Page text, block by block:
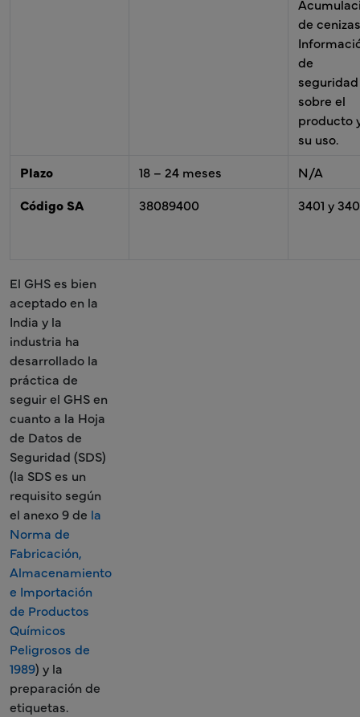
de
de
seguridad
sobre el
producto
su uso.
Plazo
18 – 24 meses
N/A
Código SA
38089400 3401 y
El GHS es bien
aceptado en la
India y la
industria ha
desarrollado la
práctica de
seguir el GHS en
cuanto a la Hoja
de Datos de
Seguridad (SDS)
(la SDS es un
requisito según
el anexo 9 de la
Norma de
Fabricación,
Almacenamiento
e Importación
de Productos
Químicos
Peligrosos de
1989) y la
preparación de
etiquetas.